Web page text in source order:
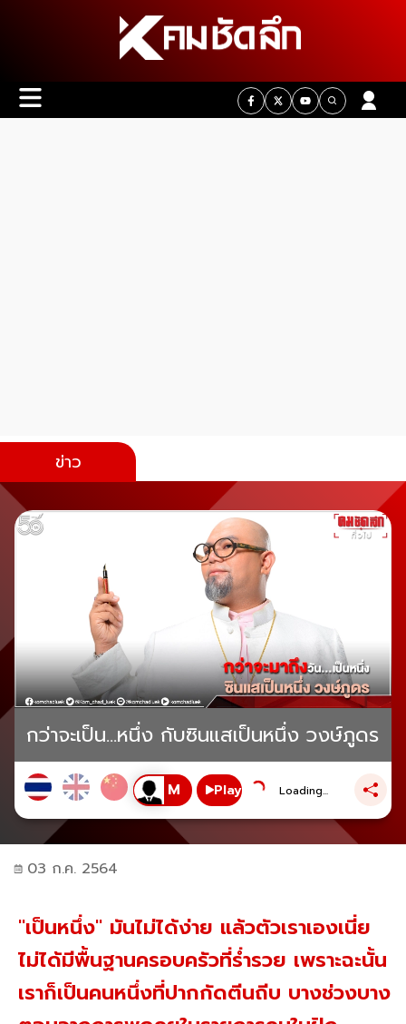
ข่าว
กว่าจะเป็น...หนึ่ง กับซินแสเป็นหนึ่ง วงษ์ภูดร
Play Loading...
03 ก.ค. 2564
"เป็นหนึ่ง" มันไม่ได้ง่าย แล้วตัวเราเองเนี่ย
ไม่ได้มีพื้นฐานครอบครัวที่ร่ำรวย เพราะฉะนั้น
เราก็เป็นคนหนึ่งที่ปากกัดตีนถีบ บางช่วงบาง